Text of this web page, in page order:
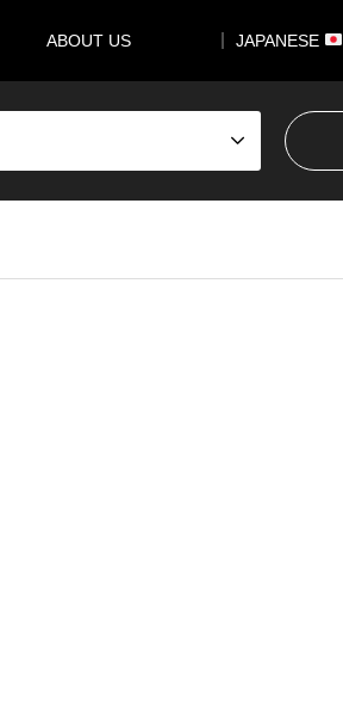
ABOUT US ｜ JAPANESE